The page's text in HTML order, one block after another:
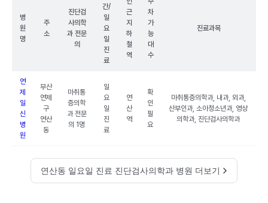
병
원
명
주
소
진단검
사의학
과 전문
의
간/
일
요
일
진
료
근
지
하
철
역
차
가
능
대
수
진료과목
연
제
일
신
병
원
부산
연제
구
연산
동
마취통
증의학
과 전문
의 1명
일
요
일
진
료
연
산
역
확
인
필
요
마취통증의학과, 내과, 외과,
산부인과, 소아청소년과, 영상
의학과, 진단검사의학과
연산동 일요일 진료 진단검사의학과 병원 더보기